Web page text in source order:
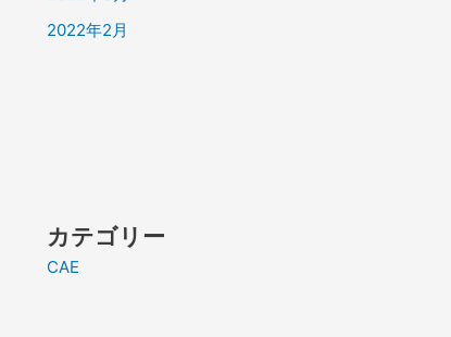
2022年2月
カテゴリー
CAE